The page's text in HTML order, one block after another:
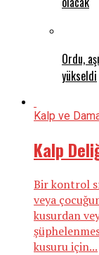
Ordu,
yükseldi
Kalp ve
Kalp
Bir kontrol
veya
kusurdan
kusuru için...